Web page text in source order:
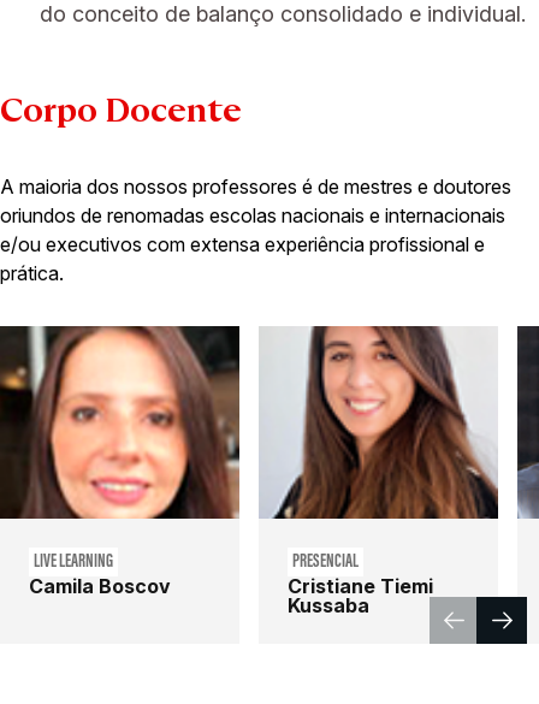
do conceito de balanço consolidado e individual.
Corpo Docente
A maioria dos nossos professores é de mestres e doutores
oriundos de renomadas escolas nacionais e internacionais
e/ou executivos com extensa experiência profissional e
prática.
LIVE LEARNING
Camila Boscov
PRESENCIAL
Cristiane Tiemi
Kussaba